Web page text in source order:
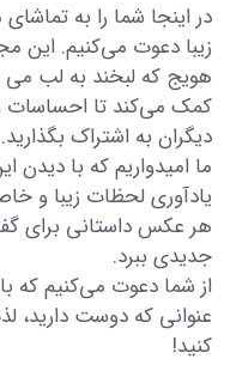
در اینجا شما را به
هویج که لبخند به لب
کمک می‌کند تا احساسات و
دیگران به اشتراک بگذارید.
ما امیدواریم که با دیدن
یادآوری لحظات زیبا و
هر عکس داستانی برای
جدیدی ببرد.
از شما دعوت می‌کنیم که
عنوانی که دوست دارید،
کنید!